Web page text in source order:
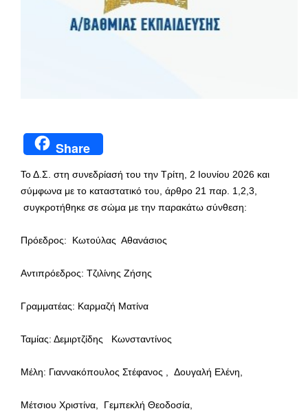
Share
Το Δ.Σ. στη συνεδρίασή του την Τρίτη, 2 Ιουνίου 2026 και
σύμφωνα με το καταστατικό του, άρθρο 21 παρ. 1,2,3,
συγκροτήθηκε σε σώμα με την παρακάτω σύνθεση:
Πρόεδρος: Κωτούλας Αθανάσιος
Αντιπρόεδρος: Τζιλίνης Ζήσης
Γραμματέας: Καρμαζή Ματίνα
Ταμίας: Δεμιρτζίδης Κωνσταντίνος
Μέλη: Γιαννακόπουλος Στέφανος , Δουγαλή Ελένη,
Μέτσιου Χριστίνα, Γεμπεκλή Θεοδοσία,